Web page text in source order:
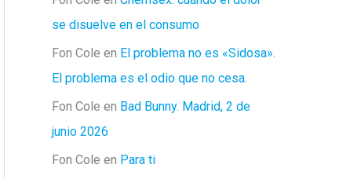
se disuelve en el consumo
Fon Cole en El problema no es «Sidosa».
El problema es el odio que no cesa.
Fon Cole en Bad Bunny. Madrid, 2 de
junio 2026
Fon Cole en Para ti